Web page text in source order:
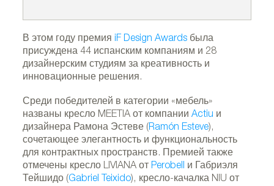
В этом году премияiF Design Awards была
присуждена 44 испанским компаниям и 28
дизайнерским студиям за креативность и
инновационные решения.
Среди победителей в категории «мебель»
названы кресло MEETIA от компанииActiu и
дизайнера Рамона Эстеве (Ramón Esteve),
сочетающее элегантность и функциональность
для контрактных пространств. Премией также
отмечены кресло LIVIANA отPerobell и Габриэля
Тейшидо (Gabriel Teixido), кресло-качалка NIU от